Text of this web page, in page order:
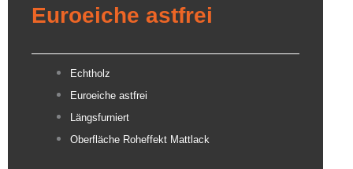
Euroeiche astfrei
Echtholz
Euroeiche astfrei
Längsfurniert
Oberfläche Roheffekt Mattlack